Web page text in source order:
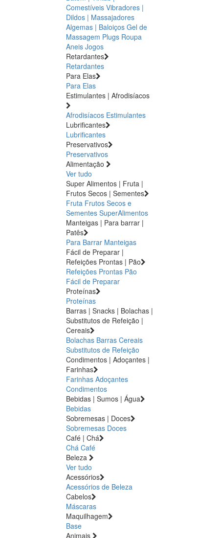
Comestíveis Vibradores |
Dildos | Massajadores
Algemas | Baloiços Gel de
Massagem Plugs Roupa
Aneis Jogos
Retardantes
Retardantes
Para Elas
Para Elas
Estimulantes | Afrodisíacos
Afrodisíacos Estimulantes
Lubrificantes
Lubrificantes
Preservativos
Preservativos
Alimentação
Ver tudo
Super Alimentos | Fruta |
Frutos Secos | Sementes
Fruta Frutos Secos e
Sementes SuperAlimentos
Manteigas | Para barrar |
Patês
Para Barrar Manteigas
Fácil de Preparar |
Refeições Prontas | Pão
Refeições Prontas Pão
Fácil de Preparar
Proteínas
Proteínas
Barras | Snacks | Bolachas |
Substitutos de Refeição |
Cereais
Bolachas Barras Cereais
Substitutos de Refeição
Condimentos | Adoçantes |
Farinhas
Farinhas Adoçantes
Condimentos
Bebidas | Sumos | Água
Bebidas
Sobremesas | Doces
Sobremesas Doces
Café | Chá
Chá Café
Beleza
Ver tudo
Acessórios
Acessórios de Beleza
Cabelos
Máscaras
Maquilhagem
Base
Animais